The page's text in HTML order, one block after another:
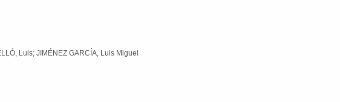
Luis; JIMÉNEZ GARCÍA, Luis Miguel